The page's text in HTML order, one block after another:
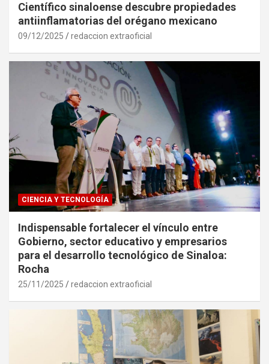
Científico sinaloense descubre propiedades
antiinflamatorias del orégano mexicano
09/12/2025 redaccion extraoficial
CIENCIA Y TECNOLOGÍA
Indispensable fortalecer el vínculo entre
Gobierno, sector educativo y empresarios
para el desarrollo tecnológico de Sinaloa:
Rocha
25/11/2025 redaccion extraoficial